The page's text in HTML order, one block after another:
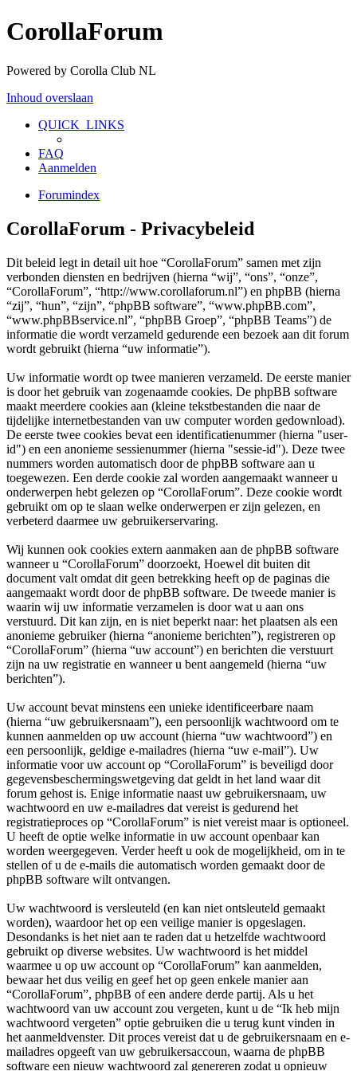
CorollaForum
Powered by Corolla Club NL
Inhoud overslaan
QUICK_LINKS
FAQ
Aanmelden
Forumindex
CorollaForum - Privacybeleid
Dit beleid legt in detail uit hoe “CorollaForum” samen met zijn
verbonden diensten en bedrijven (hierna “wij”, “ons”, “onze”,
“CorollaForum”, “http://www.corollaforum.nl”) en phpBB (hierna
“zij”, “hun”, “zijn”, “phpBB software”, “www.phpBB.com”,
“www.phpBBservice.nl”, “phpBB Groep”, “phpBB Teams”) de
informatie die wordt verzameld gedurende een bezoek aan dit forum
wordt gebruikt (hierna “uw informatie”).
Uw informatie wordt op twee manieren verzameld. De eerste manier
is door het gebruik van zogenaamde cookies. De phpBB software
maakt meerdere cookies aan (kleine tekstbestanden die naar de
tijdelijke internetbestanden van uw computer worden gedownload).
De eerste twee cookies bevat een identificatienummer (hierna "user-
id") en een anonieme sessienummer (hierna "sessie-id"). Deze twee
nummers worden automatisch door de phpBB software aan u
toegewezen. Een derde cookie zal worden aangemaakt wanneer u
onderwerpen hebt gelezen op “CorollaForum”. Deze cookie wordt
gebruikt om op te slaan welke onderwerpen er zijn gelezen, en
verbeterd daarmee uw gebruikerservaring.
Wij kunnen ook cookies extern aanmaken aan de phpBB software
wanneer u “CorollaForum” doorzoekt, Hoewel dit buiten dit
document valt omdat dit geen betrekking heeft op de paginas die
aangemaakt wordt door de phpBB software. De tweede manier is
waarin wij uw informatie verzamelen is door wat u aan ons
verstuurd. Dit kan zijn, en is niet beperkt naar: het plaatsen als een
anonieme gebruiker (hierna “anonieme berichten”), registreren op
“CorollaForum” (hierna “uw account”) en berichten die verstuurt
zijn na uw registratie en wanneer u bent aangemeld (hierna “uw
berichten”).
Uw account bevat minstens een unieke identificeerbare naam
(hierna “uw gebruikersnaam”), een persoonlijk wachtwoord om te
kunnen aanmelden op uw account (hierna “uw wachtwoord”) en
een persoonlijk, geldige e-mailadres (hierna “uw e-mail”). Uw
informatie voor uw account op “CorollaForum” is beveiligd door
gegevensbeschermingswetgeving dat geldt in het land waar dit
forum gehost is. Enige informatie naast uw gebruikersnaam, uw
wachtwoord en uw e-mailadres dat vereist is gedurend het
registratieproces op “CorollaForum” is niet vereist maar is optioneel.
U heeft de optie welke informatie in uw account openbaar kan
worden weergegeven. Verder heeft u ook de mogelijkheid, om in te
stellen of u de e-mails die automatisch worden gemaakt door de
phpBB software wilt ontvangen.
Uw wachtwoord is versleuteld (en kan niet ontsleuteld gemaakt
worden), waardoor het op een veilige manier is opgeslagen.
Desondanks is het niet aan te raden dat u hetzelfde wachtwoord
gebruikt op diverse websites. Uw wachtwoord is het middel
waarmee u op uw account op “CorollaForum” kan aanmelden,
bewaar het dus veilig en geef het op geen enkele manier aan
“CorollaForum”, phpBB of een andere derde partij. Als u het
wachtwoord van uw account zou vergeten, kunt u de “Ik heb mijn
wachtwoord vergeten” optie gebruiken die u terug kunt vinden in
het aanmeldvenster. Dit proces vereist dat u de gebruikersnaam en e-
mailadres opgeeft van uw gebruikersaccoun, waarna de phpBB
software een nieuw wachtwoord zal genereren zodat u opnieuw